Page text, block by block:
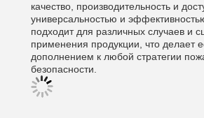
качество, производительность и
универсальностью и
подходит для различных случаев и
применения продукции, что делает
дополнением к любой стратегии
безопасности.